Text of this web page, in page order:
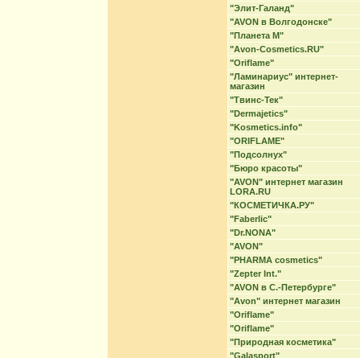
"Элит-Галанд"
"AVON в Волгодонске"
"Планета М"
"Avon-Cosmetics.RU"
"Oriflame"
"Ламинариус" интернет-
магазин
"Твинс-Тек"
"Dermajetics"
"Kosmetics.info"
"ORIFLAME"
"Подсолнух"
"Бюро красоты"
"AVON" интернет магазин
LORA.RU
"КОСМЕТИЧКА.РУ"
"Faberlic"
"Dr.NONA"
"AVON"
"PHARMA cosmetics"
"Zepter Int."
"AVON в С.-Петербурге"
"Avon" интернет магазин
"Oriflame"
"Oriflame"
"Природная косметика"
"Galasport"